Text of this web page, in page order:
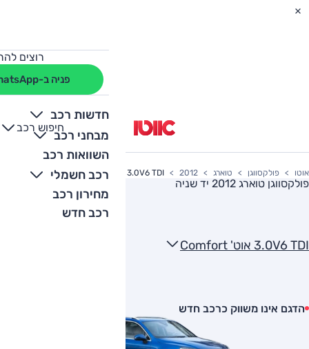
רוצים
פניה ב-WhatsApp
חדשות רכב
מבחני רכב
השוואות רכב
רכב חשמלי
מחירון רכב
רכב חדש
חיפוש רכב
+
-
אוטו פולקסווגן טוארג 2012 3.0V6 TDI אוט' Comfort
פולקסווגן טוארג 2012 יד שניה
3.0V6 TDI אוט' Comfort
הדגם אינו משווק כרכב חדש